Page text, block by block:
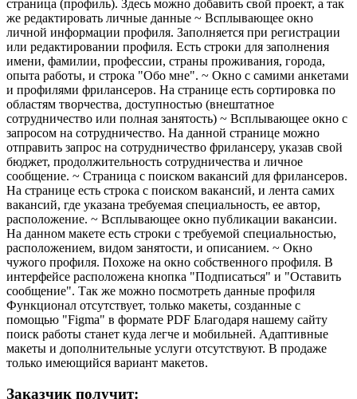
страница (профиль). Здесь можно добавить свой проект, а так
же редактировать личные данные ~ Всплывающее окно
личной информации профиля. Заполняется при регистрации
или редактировании профиля. Есть строки для заполнения
имени, фамилии, профессии, страны проживания, города,
опыта работы, и строка "Обо мне". ~ Окно с самими анкетами
и профилями фрилансеров. На странице есть сортировка по
областям творчества, доступностью (внештатное
сотрудничество или полная занятость) ~ Всплывающее окно с
запросом на сотрудничество. На данной странице можно
отправить запрос на сотрудничество фрилансеру, указав свой
бюджет, продолжительность сотрудничества и личное
сообщение. ~ Страница с поиском вакансий для фрилансеров.
На странице есть строка с поиском вакансий, и лента самих
вакансий, где указана требуемая специальность, ее автор,
расположение. ~ Всплывающее окно публикации вакансии.
На данном макете есть строки с требуемой специальностью,
расположением, видом занятости, и описанием. ~ Окно
чужого профиля. Похоже на окно собственного профиля. В
интерфейсе расположена кнопка "Подписаться" и "Оставить
сообщение". Так же можно посмотреть данные профиля
Функционал отсутствует, только макеты, созданные с
помощью "Figma" в формате PDF Благодаря нашему сайту
поиск работы станет куда легче и мобильней. Адаптивные
макеты и дополнительные услуги отсутствуют. В продаже
только имеющийся вариант макетов.
Заказчик получит: